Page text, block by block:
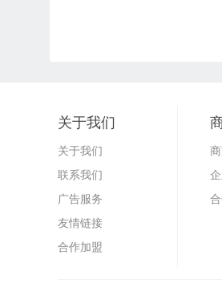
关于我们
关于我们
联系我们
广告服务
友情链接
合作加盟